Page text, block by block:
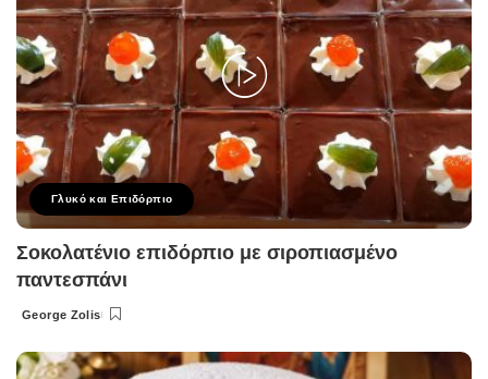
Γλυκό και Επιδόρπιο
Σοκολατένιο επιδόρπιο με σιροπιασμένο
παντεσπάνι
Posted
George Zolis